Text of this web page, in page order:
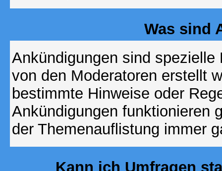
Was sind
Ankündigungen sind
von den Moderatoren erstellt
bestimmte Hinweise oder
Ankündigungen funktionieren
der Themenauflistung immer
Kann ich Umfragen